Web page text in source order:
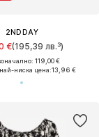
2NDDAY
€(195,39 лв.³)
119,00 €
ниска цена:13,96 €